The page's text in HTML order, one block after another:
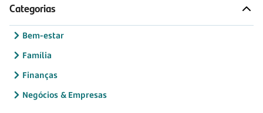
Categorias
Bem-estar
Família
Finanças
Negócios & Empresas